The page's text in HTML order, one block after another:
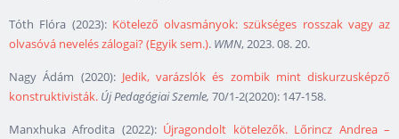
Tóth Flóra (2023): Kötelező olvasmányok: szükséges rosszak vagy az
olvasóvá nevelés zálogai? (Egyik sem.). WMN, 2023. 08. 20.
Nagy Ádám (2020): Jedik, varázslók és zombik mint diskurzusképző
konstruktivisták. Új Pedagógiai Szemle, 70/1-2(2020): 147-158.
Manxhuka Afrodita (2022): Újragondolt kötelezők. Lőrincz Andrea –